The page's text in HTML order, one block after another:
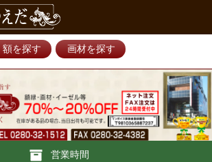
額を探す 画材を探す
営業時間